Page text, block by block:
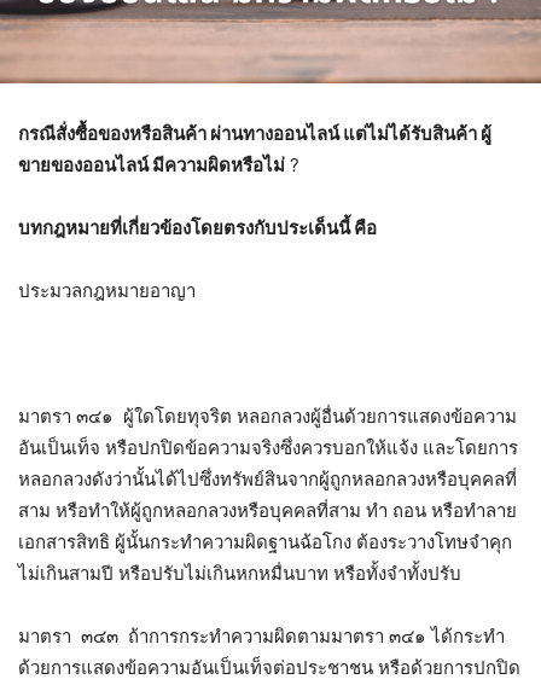
กรณีสั่งซื้อของหรือสินค้า ผ่านทางออนไลน์ แต่ไม่ได้รับสินค้า ผู้
ขายของออนไลน์ มีความผิดหรือไม่ ?
บทกฎหมายที่เกี่ยวข้องโดยตรงกับประเด็นนี้ คือ
ประมวลกฎหมายอาญา
มาตรา ๓๔๑ ผู้ใดโดยทุจริต หลอกลวงผู้อื่นด้วยการแสดงข้อความ
อันเป็นเท็จ หรือปกปิดข้อความจริงซึ่งควรบอกให้แจ้ง และโดยการ
หลอกลวงดังว่านั้นได้ไปซึ่งทรัพย์สินจากผู้ถูกหลอกลวงหรือบุคคลที่
สาม หรือทำให้ผู้ถูกหลอกลวงหรือบุคคลที่สาม ทำ ถอน หรือทำลาย
เอกสารสิทธิ ผู้นั้นกระทำความผิดฐานฉ้อโกง ต้องระวางโทษจำคุก
ไม่เกินสามปี หรือปรับไม่เกินหกหมื่นบาท หรือทั้งจำทั้งปรับ
มาตรา ๓๔๓ ถ้าการกระทำความผิดตามมาตรา ๓๔๑ ได้กระทำ
ด้วยการแสดงข้อความอันเป็นเท็จต่อประชาชน หรือด้วยการปกปิด